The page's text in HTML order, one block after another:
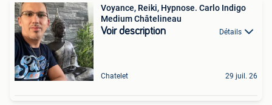
Voyance, Reiki, Hypnose. Carlo Indigo
Medium Châtelineau
Voir description Détails
Chatelet 29 juil. 26